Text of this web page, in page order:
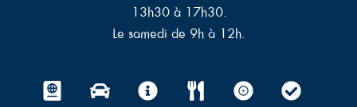
13h30 à 17h30.
Le samedi de 9h à 12h.